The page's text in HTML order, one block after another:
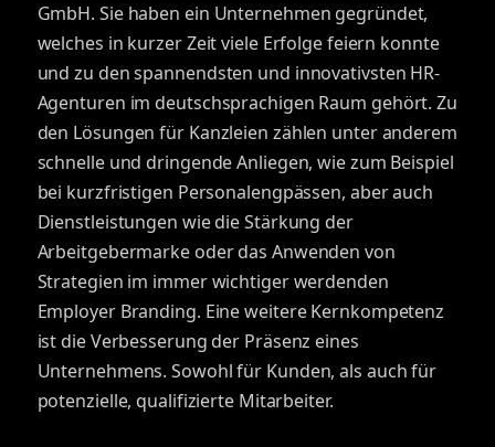
GmbH. Sie haben ein Unternehmen gegründet,
welches in kurzer Zeit viele Erfolge feiern konnte
und zu den spannendsten und innovativsten HR-
Agenturen im deutschsprachigen Raum gehört. Zu
den Lösungen für Kanzleien zählen unter anderem
schnelle und dringende Anliegen, wie zum Beispiel
bei kurzfristigen Personalengpässen, aber auch
Dienstleistungen wie die Stärkung der
Arbeitgebermarke oder das Anwenden von
Strategien im immer wichtiger werdenden
Employer Branding. Eine weitere Kernkompetenz
ist die Verbesserung der Präsenz eines
Unternehmens. Sowohl für Kunden, als auch für
potenzielle, qualifizierte Mitarbeiter.